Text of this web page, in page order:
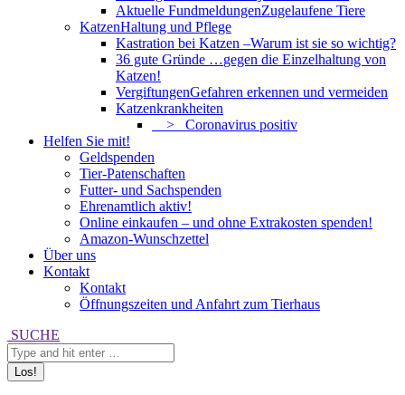
Aktuelle FundmeldungenZugelaufene Tiere
KatzenHaltung und Pflege
Kastration bei Katzen –Warum ist sie so wichtig?
36 gute Gründe …gegen die Einzelhaltung von
Katzen!
VergiftungenGefahren erkennen und vermeiden
Katzenkrankheiten
> Coronavirus positiv
Helfen Sie mit!
Geldspenden
Tier-Patenschaften
Futter- und Sachspenden
Ehrenamtlich aktiv!
Online einkaufen – und ohne Extrakosten spenden!
Amazon-Wunschzettel
Über uns
Kontakt
Kontakt
Öffnungszeiten und Anfahrt zum Tierhaus
Search:
SUCHE